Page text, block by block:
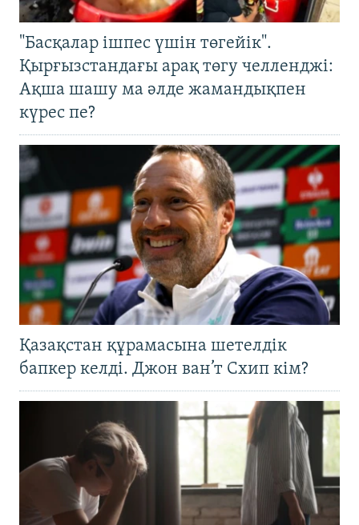
"Басқалар ішпес үшін төгейік".
Қырғызстандағы арақ төгу челленджі:
Ақша шашу ма әлде жамандықпен
күрес пе?
Қазақстан құрамасына шетелдік
бапкер келді. Джон ван’т Схип кім?